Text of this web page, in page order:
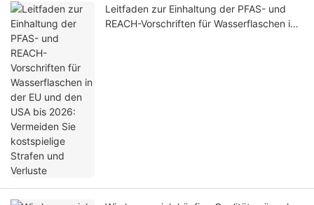
Leitfaden zur Einhaltung der PFAS- und
REACH-Vorschriften für Wasserflaschen in